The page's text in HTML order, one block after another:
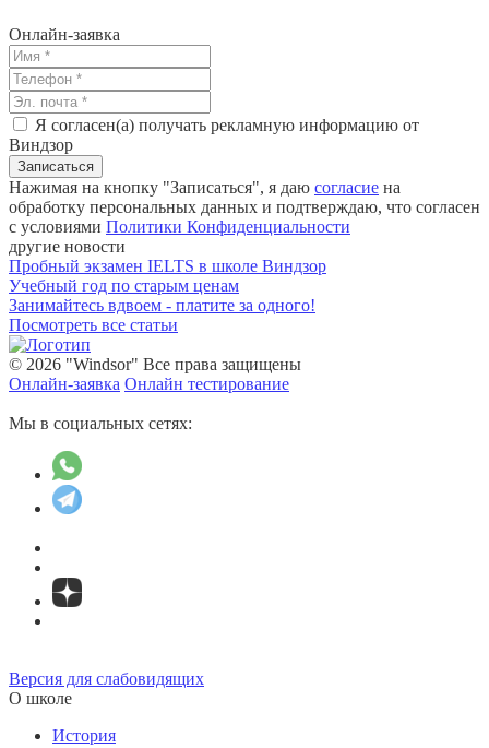
Онлайн-заявка
Я согласен(а) получать рекламную информацию от
Виндзор
Нажимая на кнопку "Записаться", я даю согласие на
обработку персональных данных и подтверждаю, что согласен
с условиями Политики Конфиденциальности
другие новости
Пробный экзамен IELTS в школе Виндзор
Учебный год по старым ценам
Занимайтесь вдвоем - платите за одного!
Посмотреть все статьи
© 2026 "Windsor" Все права защищены
Онлайн-заявка Онлайн тестирование
Мы в социальных сетях:
Версия для слабовидящих
О школе
История